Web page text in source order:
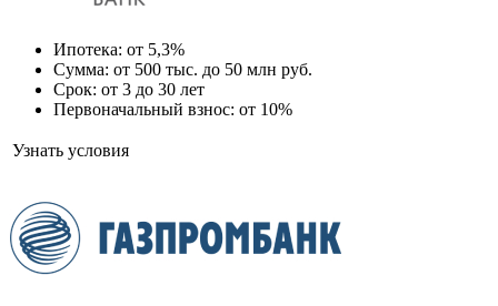
Ипотека: от 5,3%
Сумма: от 500 тыс. до 50 млн руб.
Срок: от 3 до 30 лет
Первоначальный взнос: от 10%
Узнать условия